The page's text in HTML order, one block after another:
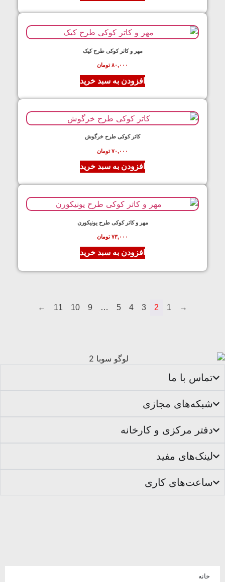
مهر و کاتر کوکی طرح کیک
۸۰,۰۰۰ تومان
افزودن به سبد خرید
کاتر کوکی طرح خرگوش
۷۰,۰۰۰ تومان
افزودن به سبد خرید
مهر و کاتر کوکی طرح یونیکورن
۷۳,۰۰۰ تومان
افزودن به سبد خرید
→
1
2
3
4
5
…
9
10
11
←
تماس با ما
شبکه‌های مجازی
دفتر مرکزی و کارخانه
لینک‌های مفید
ساعت‌های کاری
خانه